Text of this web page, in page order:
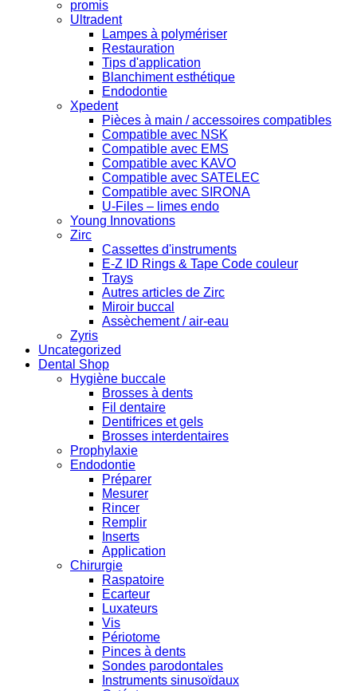
promis
Ultradent
Lampes à polymériser
Restauration
Tips d'application
Blanchiment esthétique
Endodontie
Xpedent
Pièces à main / accessoires compatibles
Compatible avec NSK
Compatible avec EMS
Compatible avec KAVO
Compatible avec SATELEC
Compatible avec SIRONA
U-Files – limes endo
Young Innovations
Zirc
Cassettes d'instruments
E-Z ID Rings & Tape Code couleur
Trays
Autres articles de Zirc
Miroir buccal
Assèchement / air-eau
Zyris
Uncategorized
Dental Shop
Hygiène buccale
Brosses à dents
Fil dentaire
Dentifrices et gels
Brosses interdentaires
Prophylaxie
Endodontie
Préparer
Mesurer
Rincer
Remplir
Inserts
Application
Chirurgie
Raspatoire
Ecarteur
Luxateurs
Vis
Périotome
Pinces à dents
Sondes parodontales
Instruments sinusoïdaux